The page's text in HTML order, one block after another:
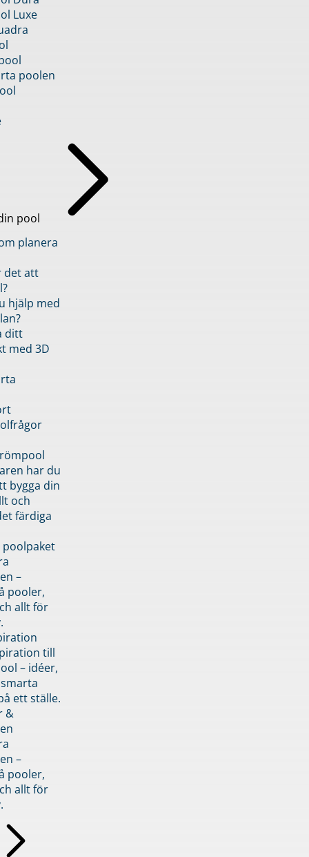
Luxe
poolen
pool
planera
det att
hjälp med
ditt
med 3D
har du
bygga din
och
färdiga
–
pooler,
allt för
till
– idéer,
ett ställe.
&
–
pooler,
allt för